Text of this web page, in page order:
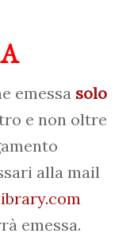
emessasolo
e non oltre
alla mail
emessa.